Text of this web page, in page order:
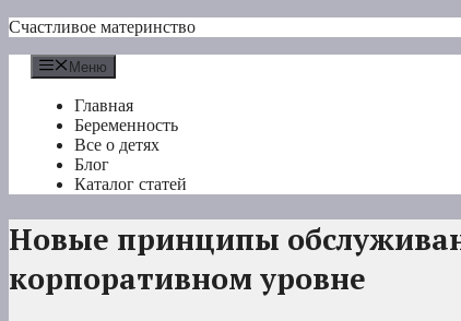
Перейти
содержимому
Счастливое материнство
Меню
Главная
Беременность
Все о детях
Блог
Каталог статей
Новые принципы
корпоративном уровне